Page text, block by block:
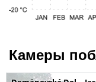
Камеры